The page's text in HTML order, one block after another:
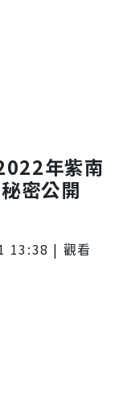
年紫南
密公開
13:38 | 觀看